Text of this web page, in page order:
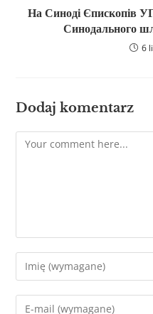
На Синоді Єпископів
Синодального
6
Dodaj komentarz